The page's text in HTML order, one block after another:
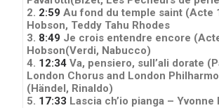
2. 2:59 Au fond du temple saint (Acte
Hobson, Teddy Tahu Rhodes
3. 8:49 Je crois entendre encore
Hobson(Verdi, Nabucco)
4. 12:34 Va, pensiero, sull’ali dorate
London Chorus and London
(Händel, Rinaldo)
5. 17:33 Lascia ch’io pianga – Yvonne